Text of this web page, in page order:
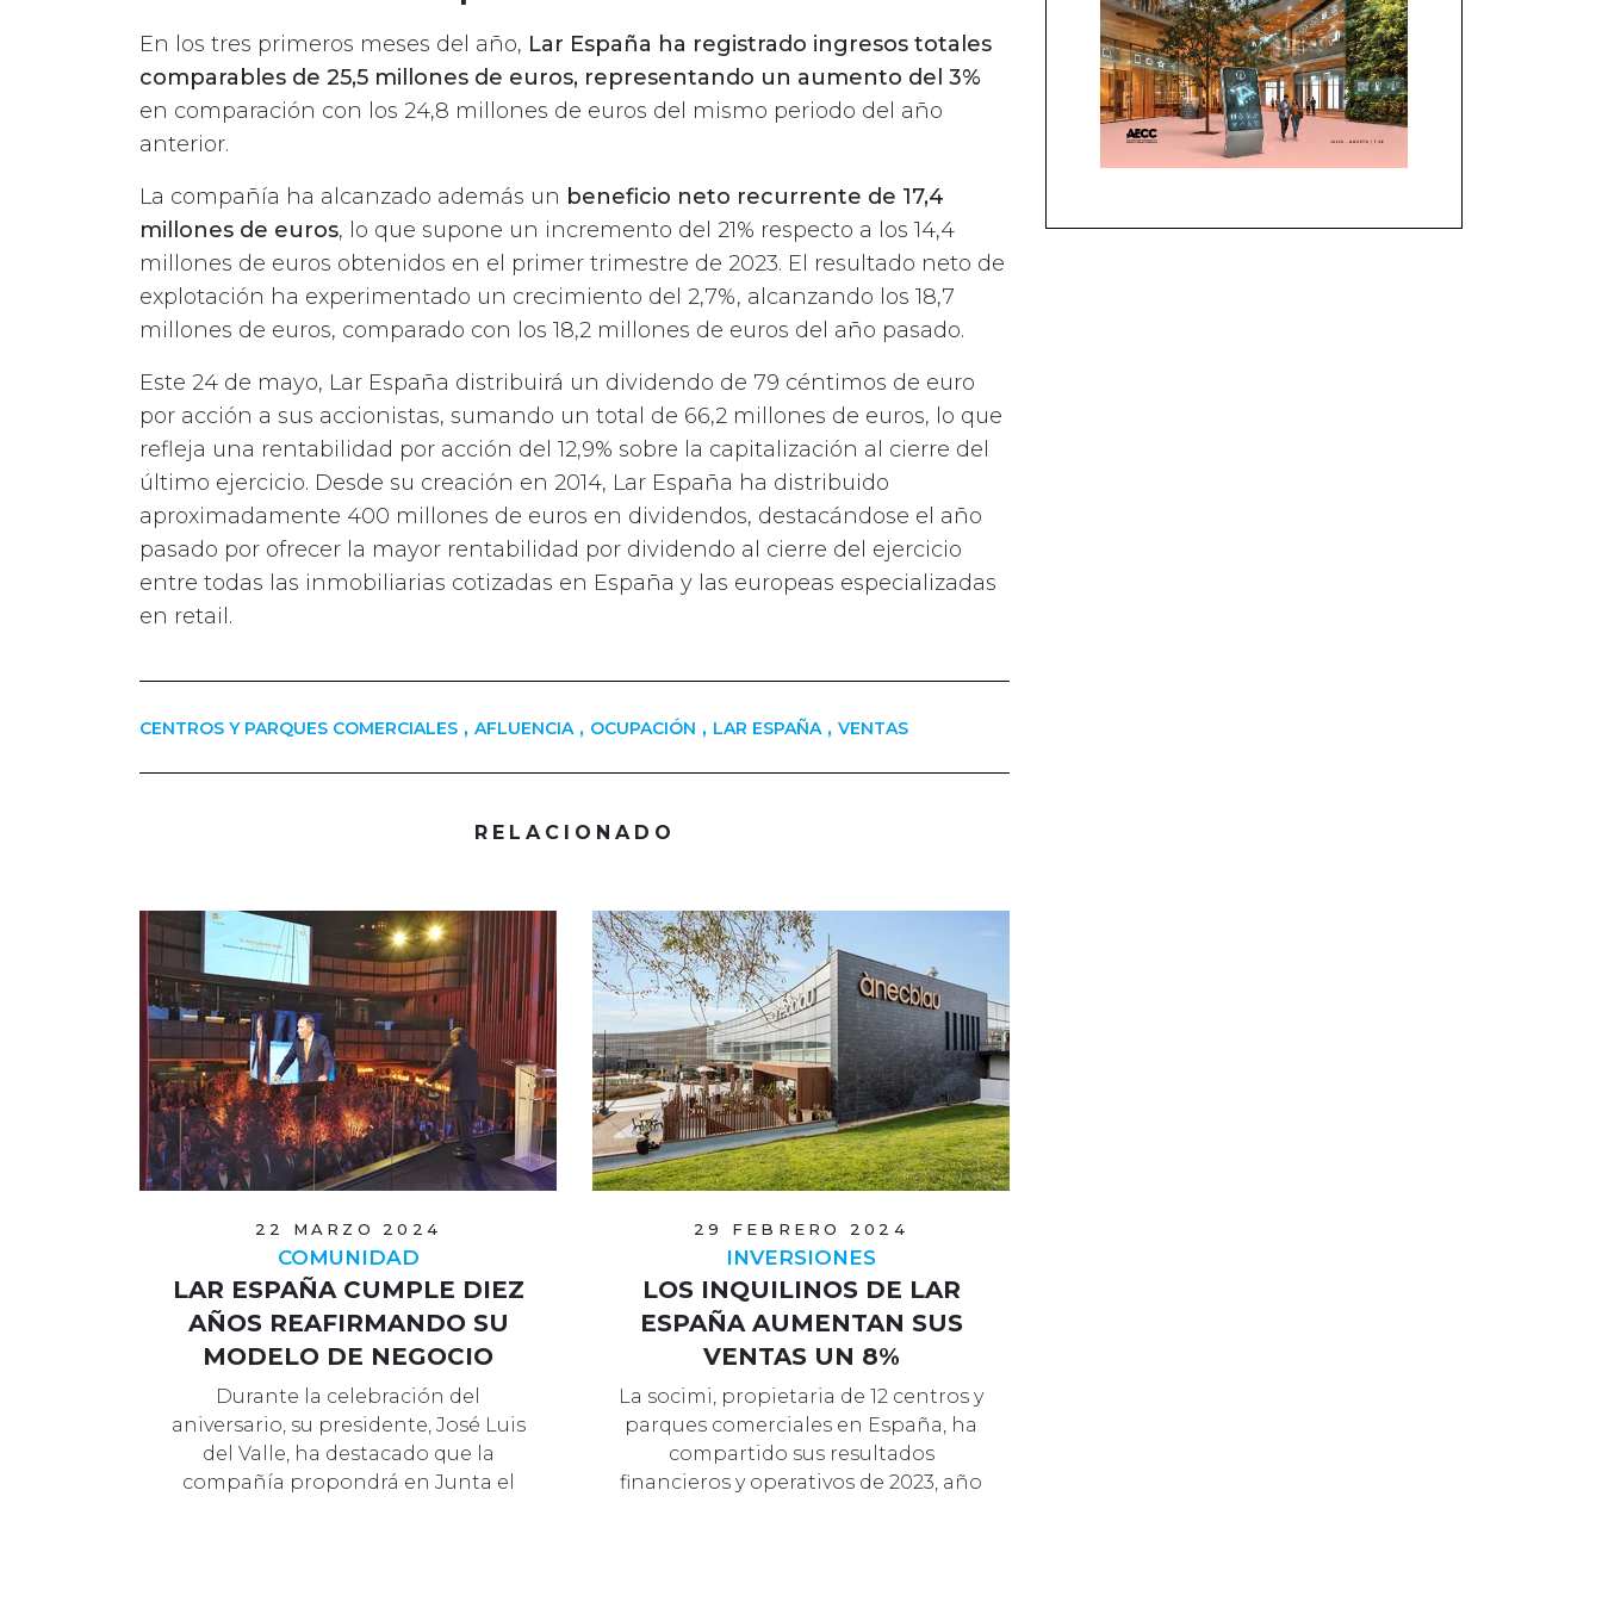
En los tres primeros meses del año, Lar España ha registrado ingresos totales
comparables de 25,5 millones de euros, representando un aumento del 3%
en comparación con los 24,8 millones de euros del mismo periodo del año
anterior.
La compañía ha alcanzado además un beneficio neto recurrente de 17,4
millones de euros, lo que supone un incremento del 21% respecto a los 14,4
millones de euros obtenidos en el primer trimestre de 2023. El resultado neto de
explotación ha experimentado un crecimiento del 2,7%, alcanzando los 18,7
millones de euros, comparado con los 18,2 millones de euros del año pasado.
Este 24 de mayo, Lar España distribuirá un dividendo de 79 céntimos de euro
por acción a sus accionistas, sumando un total de 66,2 millones de euros, lo que
refleja una rentabilidad por acción del 12,9% sobre la capitalización al cierre del
último ejercicio. Desde su creación en 2014, Lar España ha distribuido
aproximadamente 400 millones de euros en dividendos, destacándose el año
pasado por ofrecer la mayor rentabilidad por dividendo al cierre del ejercicio
entre todas las inmobiliarias cotizadas en España y las europeas especializadas
en retail.
CENTROS Y PARQUES COMERCIALES , AFLUENCIA , OCUPACIÓN , LAR ESPAÑA , VENTAS
RELACIONADO
22 MARZO 2024
COMUNIDAD
LAR ESPAÑA CUMPLE DIEZ
AÑOS REAFIRMANDO SU
MODELO DE NEGOCIO
Durante la celebración del
aniversario, su presidente, José Luis
del Valle, ha destacado que la
compañía propondrá en Junta el
29 FEBRERO 2024
INVERSIONES
LOS INQUILINOS DE LAR
ESPAÑA AUMENTAN SUS
VENTAS UN 8%
La socimi, propietaria de 12 centros y
parques comerciales en España, ha
compartido sus resultados
financieros y operativos de 2023, año